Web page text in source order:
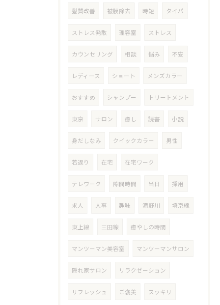
髪質改善 被膜除去 時短 タイパ
ストレス発散 理容室 ストレス
カウンセリング 相談 悩み 不安
レディース ショート メンズカラー
おすすめ シャンプー トリートメント
東京 サロン 癒し 読書 小説
身だしなみ クイックカラー 男性
若返り 在宅 在宅ワーク
テレワーク 隙間時間 当日 採用
求人 人事 趣味 滝野川 埼京線
東上線 三田線 癒やしの時間
マンツーマン美容室 マンツーマンサロン
隠れ家サロン リラクゼーション
リフレッシュ ご褒美 スッキリ